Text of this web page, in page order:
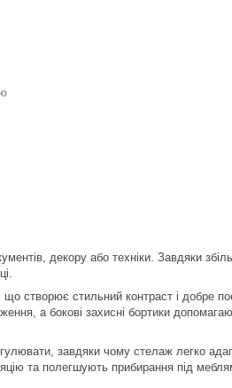
декору або техніки. Завдяки
що створює стильний контраст і добре
а бокові захисні бортики
завдяки чому стелаж легко
та полегшують прибирання під